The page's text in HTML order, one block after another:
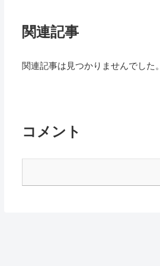
関連記事
関連記事は見つかりませんでした。
コメント